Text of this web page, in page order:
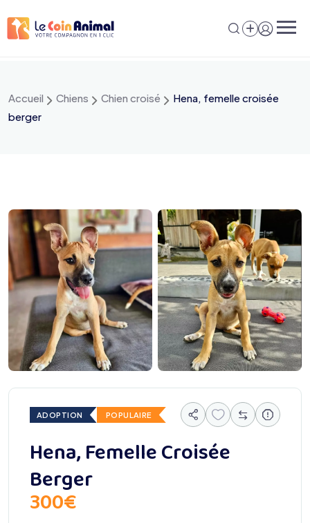
au
Accueil Chiens Chien croisé
Hena, femelle croisée
berger
ADOPTION POPULAIRE
Hena, Femelle Croisée
Berger
300€